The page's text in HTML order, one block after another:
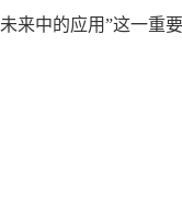
未来中的应用”这一重要